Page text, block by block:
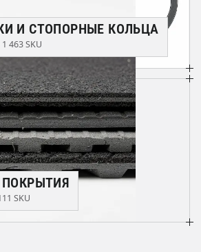
И СТОПОРНЫЕ КОЛЬЦА
463 SKU
SKU